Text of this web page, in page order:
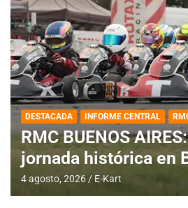
DESTACADA INFORME CENTRAL
RMC BUENOS
jornada histórica en
4 agosto, 2026 E-Kart